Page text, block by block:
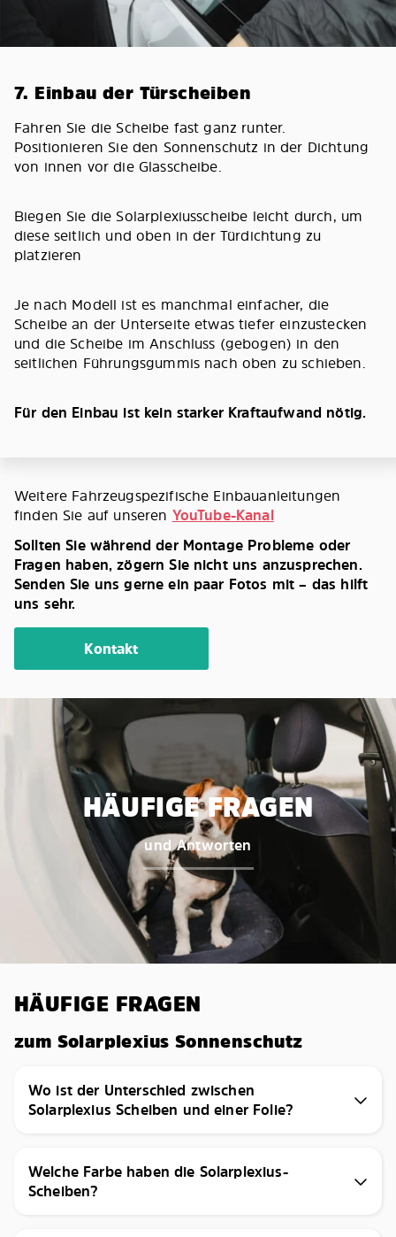
7. Einbau der Türscheiben
Fahren Sie die Scheibe fast ganz runter.
Positionieren Sie den Sonnenschutz in der Dichtung
von innen vor die Glasscheibe.
Biegen Sie die Solarplexiusscheibe leicht durch, um
diese seitlich und oben in der Türdichtung zu
platzieren
Je nach Modell ist es manchmal einfacher, die
Scheibe an der Unterseite etwas tiefer einzustecken
und die Scheibe im Anschluss (gebogen) in den
seitlichen Führungsgummis nach oben zu schieben.
Für den Einbau ist kein starker Kraftaufwand nötig.
Weitere Fahrzeugspezifische Einbauanleitungen
finden Sie auf unseren YouTube-Kanal
Sollten Sie während der Montage Probleme oder
Fragen haben, zögern Sie nicht uns anzusprechen.
Senden Sie uns gerne ein paar Fotos mit – das hilft
uns sehr.
Kontakt
HÄUFIGE FRAGEN
und Antworten
HÄUFIGE FRAGEN
zum Solarplexius Sonnenschutz
Wo ist der Unterschied zwischen
Solarplexius Scheiben und einer Folie?
Welche Farbe haben die Solarplexius-
Scheiben?